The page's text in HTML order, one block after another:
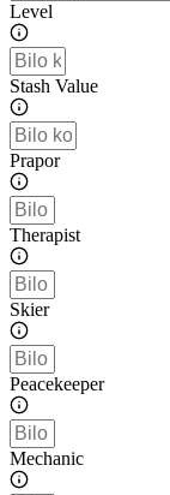
Level
Stash Value
Prapor
Therapist
Skier
Peacekeeper
Mechanic